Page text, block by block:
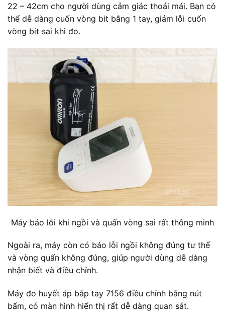
22 – 42cm cho người dùng cảm giác thoải mái. Bạn có
thể dễ dàng cuốn vòng bit bằng 1 tay, giảm lỗi cuốn
vòng bit sai khi đo.
Máy báo lỗi khi ngồi và quấn vòng sai rất thông minh
Ngoài ra, máy còn có báo lỗi ngồi không đúng tư thế
và vòng quấn không đúng, giúp người dùng dễ dàng
nhận biết và điều chỉnh.
Máy đo huyết áp bắp tay 7156 điều chỉnh bằng nút
bấm, có màn hình hiển thị rất dễ dàng quan sát.